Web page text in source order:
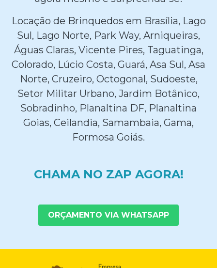
Locação de Brinquedos em Brasília, Lago
Sul, Lago Norte, Park Way, Arniqueiras,
Águas Claras, Vicente Pires, Taguatinga,
Colorado, Lúcio Costa, Guará, Asa Sul, Asa
Norte, Cruzeiro, Octogonal, Sudoeste,
Setor Militar Urbano, Jardim Botânico,
Sobradinho, Planaltina DF, Planaltina
Goias, Ceilandia, Samambaia, Gama,
Formosa Goiás.
CHAMA NO ZAP AGORA!
ORÇAMENTO VIA WHATSAPP